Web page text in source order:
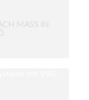
MASS IN G